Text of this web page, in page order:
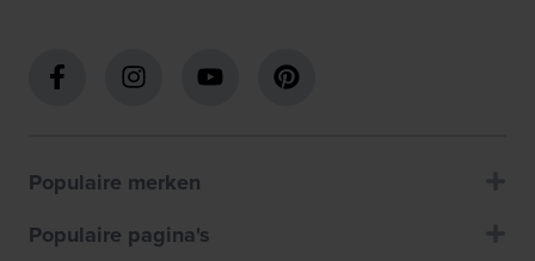
Populaire merken
Populaire pagina's